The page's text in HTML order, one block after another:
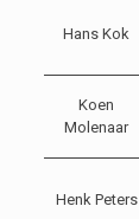
Hans Kok
Koen
Molenaar
Henk Peters